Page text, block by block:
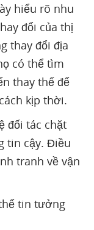
hiểu rõ nhu
đổi của thị
thay đổi địa
có thể tìm
thay thế để
kịp thời.
đối tác chặt
tin cậy. Điều
tranh về vận
tin tưởng